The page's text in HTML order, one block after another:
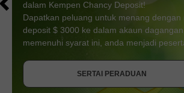
SERTAI PERADUAN
dalam Kempen Chancy Deposit!
Dapatkan peluang untuk menang dengan
deposit $ 3000 ke dalam akaun
memenuhi syarat ini, anda menjadi
SERTAI PERADUAN
SERTAI PERADUAN
DAPATKAN BONUS